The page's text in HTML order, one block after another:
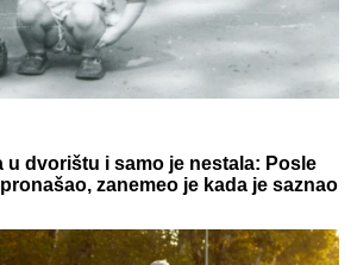
u dvorištu i samo je nestala: Posle
zanemeo je kada je saznao